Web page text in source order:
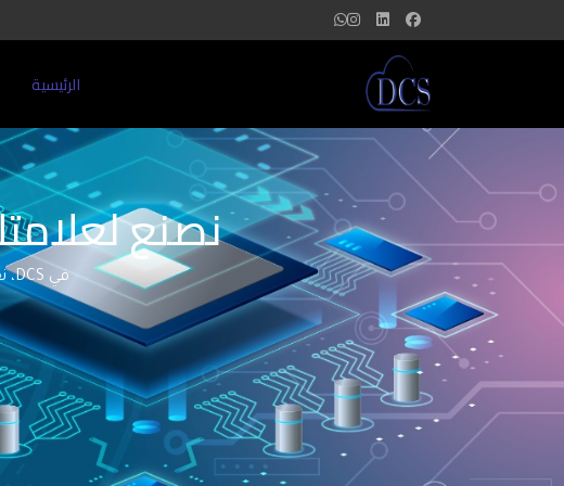
الرئيسية
نصنع
في DCS، نقدم حلولاً متكاملة تبدأ من الفكرة وتصل بك إلى الصدارة.